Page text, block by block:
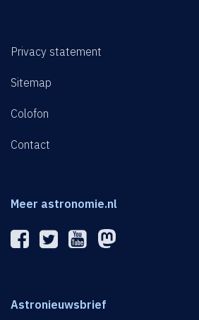
Privacy statement
Sitemap
Colofon
Contact
Meer astronomie.nl
Astronieuwsbrief